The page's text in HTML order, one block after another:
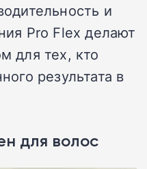
и
Pro Flex делают
для тех, кто
результата в
для волос